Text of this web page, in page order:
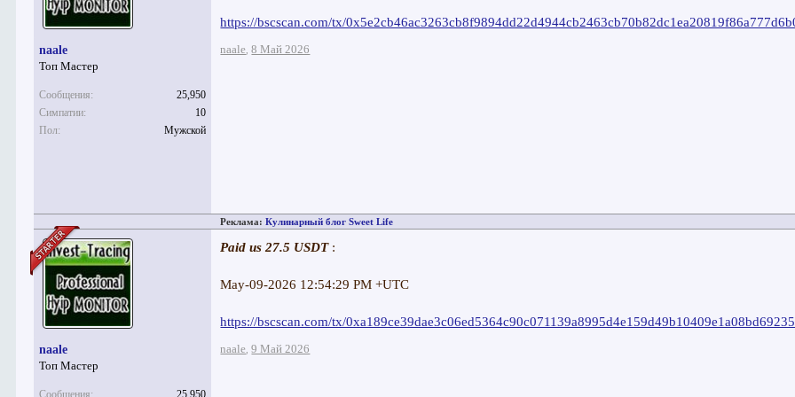
naale
Топ Мастер
Сообщения:
25,950
Симпатии:
10
Пол:
Мужской
https://bscscan.com/tx/
naale 8 Май 2026
Реклама: Кулинарный блог Sweet Life
naale
Топ Мастер
Сообщения: 25,950
Paid us 27.5 USDT :
May-09-2026 12:54:29 PM +UTC
https://bscscan.com/tx/
naale 9 Май 2026